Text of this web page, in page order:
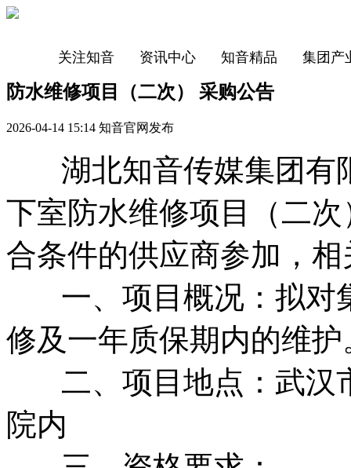
关注知音 资讯中心 知音精品 集团产
防水维修项目（二次） 采购公告
2026-04-14 15:14 知音官网发布
湖北知音传媒集团有
下室防水维修项目（二
合条件的供应商参加，
一、项目概况：拟对
修及一年质保期内的维护
二、项目地点：武汉
院内